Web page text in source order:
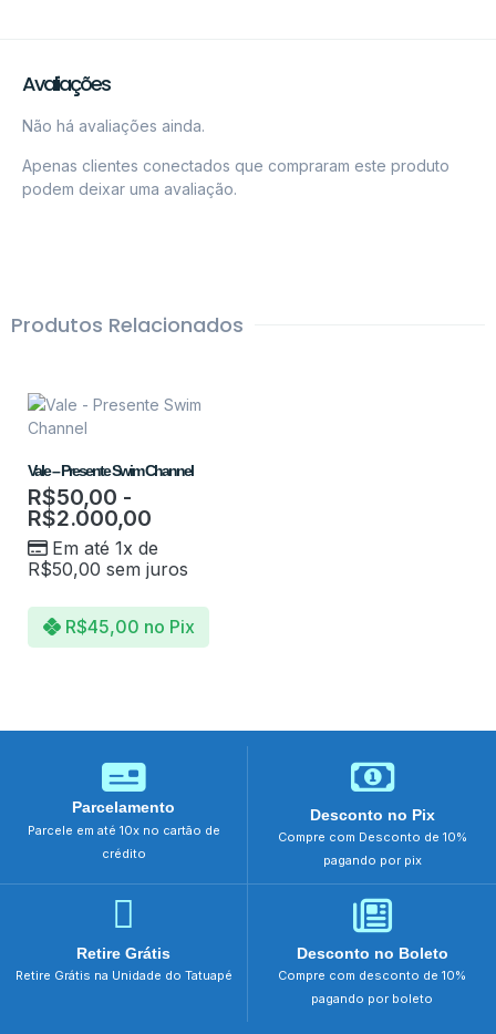
Avaliações
Não há avaliações ainda.
Apenas clientes conectados que compraram este produto
podem deixar uma avaliação.
Produtos Relacionados
Vale – Presente Swim Channel
R$50,00 -
R$2.000,00
Em até 1x de
R$50,00 sem juros
R$45,00 no Pix
Parcelamento
Parcele em até 10x no cartão de
crédito
Desconto no Pix
Compre com Desconto de 10%
pagando por pix
Retire Grátis
Retire Grátis na Unidade do Tatuapé
Desconto no Boleto
Compre com desconto de 10%
pagando por boleto